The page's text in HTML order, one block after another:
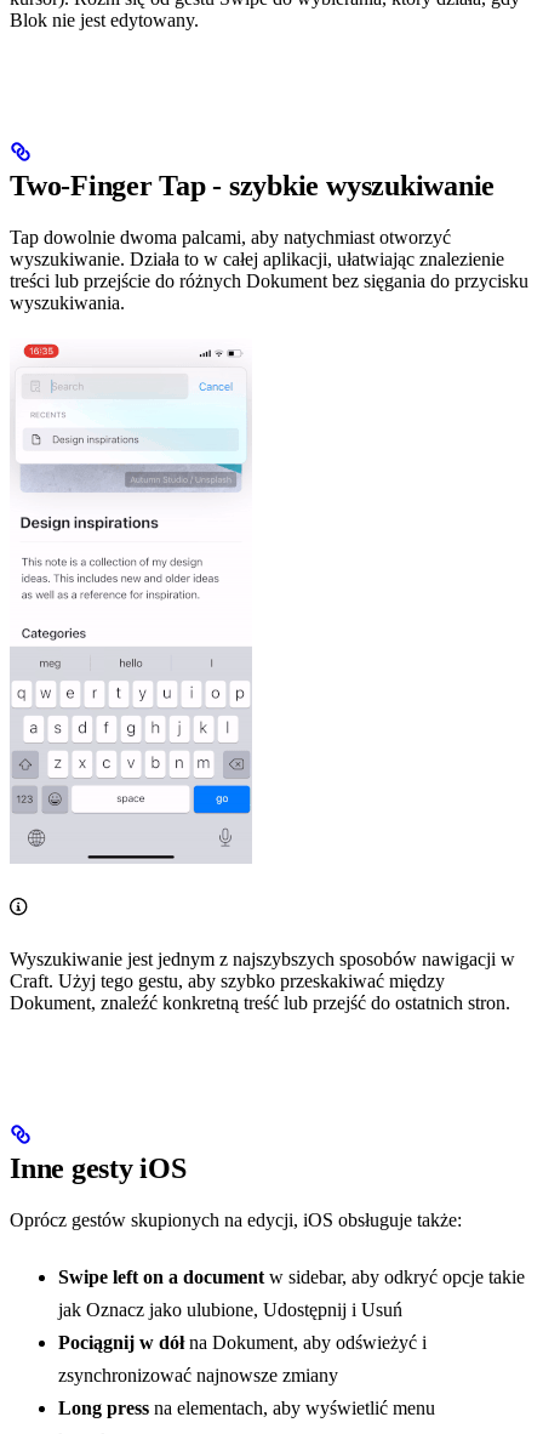
Blok nie jest edytowany.
Two-Finger Tap - szybkie wyszukiwanie
Tap dowolnie dwoma palcami, aby natychmiast otworzyć
wyszukiwanie. Działa to w całej aplikacji, ułatwiając znalezienie
treści lub przejście do różnych Dokument bez sięgania do przycisku
wyszukiwania.
Wyszukiwanie jest jednym z najszybszych sposobów nawigacji w
Craft. Użyj tego gestu, aby szybko przeskakiwać między
Dokument, znaleźć konkretną treść lub przejść do ostatnich stron.
Inne gesty iOS
Oprócz gestów skupionych na edycji, iOS obsługuje także:
Swipe left on a document w sidebar, aby odkryć opcje takie
jak Oznacz jako ulubione, Udostępnij i Usuń
Pociągnij w dółna Dokument, aby odświeżyć i
zsynchronizować najnowsze zmiany
Long press na elementach, aby wyświetlić menu